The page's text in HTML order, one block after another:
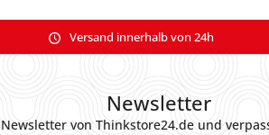
Versand innerhalb von 24h
Newsletter
von Thinkstore24.de und